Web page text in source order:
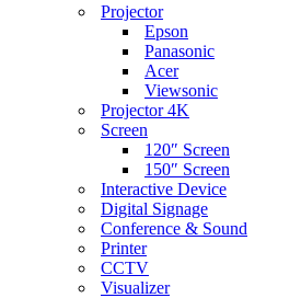
Projector
Epson
Panasonic
Acer
Viewsonic
Projector 4K
Screen
120″ Screen
150″ Screen
Interactive Device
Digital Signage
Conference & Sound
Printer
CCTV
Visualizer